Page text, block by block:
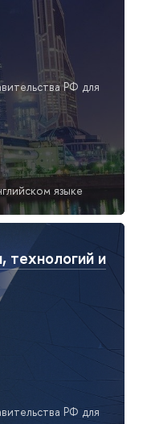
РФ для
языке
технологий и
РФ для